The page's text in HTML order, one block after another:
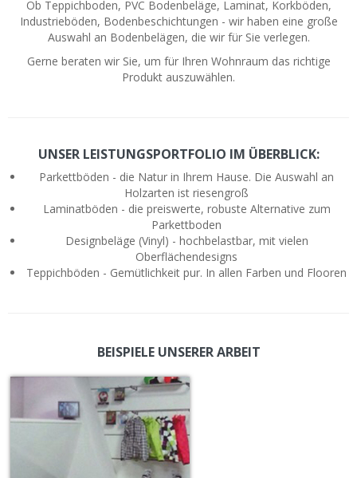
Ob Teppichboden, PVC Bodenbeläge, Laminat, Korkböden,
Industrieböden, Bodenbeschichtungen - wir haben eine große
Auswahl an Bodenbelägen, die wir für Sie verlegen.
Gerne beraten wir Sie, um für Ihren Wohnraum das richtige
Produkt auszuwählen.
UNSER LEISTUNGSPORTFOLIO IM ÜBERBLICK:
Parkettböden - die Natur in Ihrem Hause. Die Auswahl an
Holzarten ist riesengroß
Laminatböden - die preiswerte, robuste Alternative zum
Parkettboden
Designbeläge (Vinyl) - hochbelastbar, mit vielen
Oberflächendesigns
Teppichböden - Gemütlichkeit pur. In allen Farben und Flooren
BEISPIELE UNSERER ARBEIT